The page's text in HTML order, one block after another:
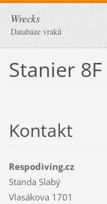
Wrecks
Databáze vraků
Stanier 8F
Kontakt
Respodiving.cz
Standa Slabý
Vlasákova 1701